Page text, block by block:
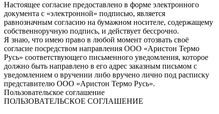
Настоящее согласие предоставлено в форме электронного
документа с «электронной» подписью, является
равнозначным согласию на бумажном носителе, содержащему
собственноручную подпись, и действует бессрочно.
Я знаю, что имею право в любой момент отозвать своё
согласие посредством направления ООО «Аристон Термо
Русь» соответствующего письменного уведомления, которое
должно быть направлено в его адрес заказным письмом с
уведомлением о вручении либо вручено лично под расписку
представителю ООО «Аристон Термо Русь».
Пользовательское соглашение
ПОЛЬЗОВАТЕЛЬСКОЕ СОГЛАШЕНИЕ